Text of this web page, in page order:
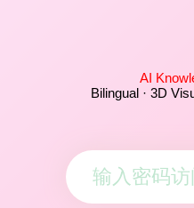
AI
Bilingual · 3D